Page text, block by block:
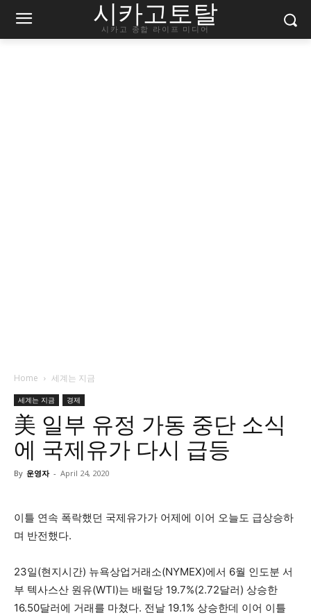
시카고토탈
시카고 종합 라이프 미디어
Home 세계는 지금
세계는 지금 경제
美 일부 유정 가동 중단 소식
에 국제유가 다시 급등
By 운영자 - April 24, 2020
이틀 연속 폭락했던 국제유가가 어제에 이어 오늘도 급상승하
며 반전했다.
23일(현지시간) 뉴욕상업거래소(NYMEX)에서 6월 인도분 서
부 텍사스산 원유(WTI)는 배럴당 19.7%(2.72달러) 상승한
16.50달러에 거래를 마쳤다. 전날 19.1% 상승한데 이어 이틀